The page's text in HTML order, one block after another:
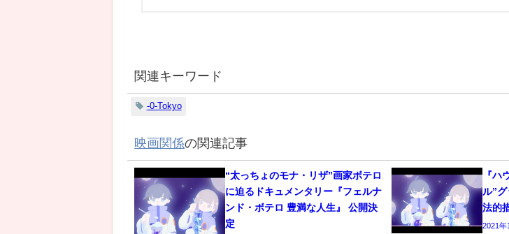
関連キーワード
-0-Tokyo
映画関係の関連記事
“太っちょのモナ・リザ”画家ボテロ
に迫るドキュメンタリー『フェルナ
ンド・ボテロ 豊満な人生』 公開決
定
『ハ
ル”
法的
2021年